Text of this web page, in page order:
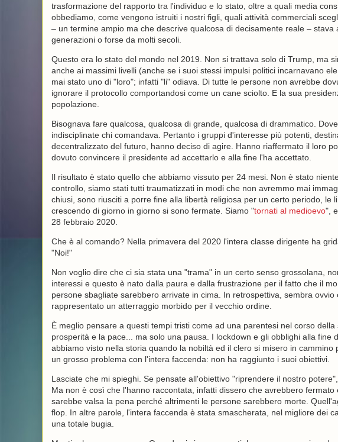
trasformazione del rapporto tra l'individuo e lo stato, oltre a quali media
obbediamo, come vengono istruiti i nostri figli, quali attività commerciali
– un termine ampio ma che descrive qualcosa di decisamente reale –
generazioni o forse da molti secoli.
Questo era lo stato del mondo nel 2019. Non si trattava solo di Trump, ma
anche ai massimi livelli (anche se i suoi stessi impulsi politici incarnavano
mai stato uno di "loro"; infatti "li" odiava. Di tutte le persone non avrebbe
ignorare il protocollo comportandosi come un cane sciolto. E la sua
popolazione.
Bisognava fare qualcosa, qualcosa di grande, qualcosa di drammatico.
indisciplinate chi comandava. Pertanto i gruppi d'interesse più potenti,
decentralizzato del futuro, hanno deciso di agire. Hanno riaffermato il loro
dovuto convincere il presidente ad accettarlo e alla fine l'ha accettato.
Il risultato è stato quello che abbiamo vissuto per 24 mesi. Non è stato
controllo, siamo stati tutti traumatizzati in modi che non avremmo mai
chiusi, sono riusciti a porre fine alla libertà religiosa per un certo periodo, le
crescendo di giorno in giorno si sono fermate. Siamo "tornati al medioevo",
28 febbraio 2020.
Che è al comando? Nella primavera del 2020 l'intera classe dirigente ha
"Noi!"
Non voglio dire che ci sia stata una "trama" in un certo senso grossolana,
interessi e questo è nato dalla paura e dalla frustrazione per il fatto che il
persone sbagliate sarebbero arrivate in cima. In retrospettiva, sembra
rappresentato un atterraggio morbido per il vecchio ordine.
È meglio pensare a questi tempi tristi come ad una parentesi nel corso
prosperità e la pace... ma solo una pausa. I lockdown e gli obblighi alla fine
abbiamo visto nella storia quando la nobiltà ed il clero si misero in
un grosso problema con l'intera faccenda: non ha raggiunto i suoi obiettivi.
Lasciate che mi spieghi. Se pensate all'obiettivo "riprendere il nostro
Ma non è così che l'hanno raccontata, infatti dissero che avrebbero
sarebbe valsa la pena perché altrimenti le persone sarebbero morte.
flop. In altre parole, l'intera faccenda è stata smascherata, nel migliore dei
una totale bugia.